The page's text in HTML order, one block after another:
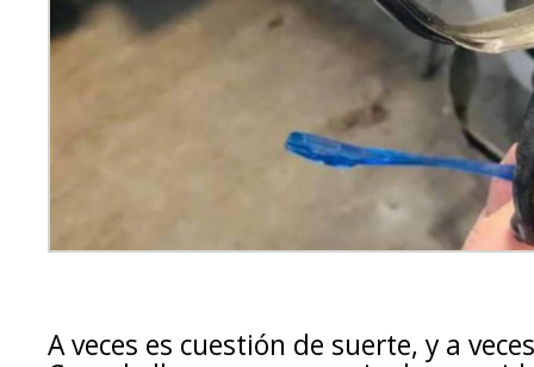
A veces es cuestión de suerte, y a